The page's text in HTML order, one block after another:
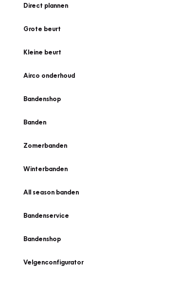
Direct plannen
Grote beurt
Kleine beurt
Airco onderhoud
Bandenshop
Banden
Zomerbanden
Winterbanden
All season banden
Bandenservice
Bandenshop
Velgenconfigurator